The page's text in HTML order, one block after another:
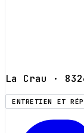
La Crau ·
ENTRETIEN ET